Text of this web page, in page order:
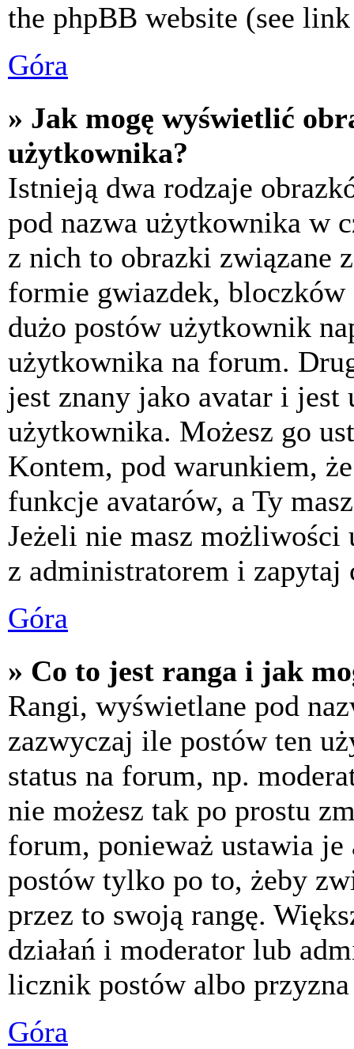
the phpBB website (see
Góra
» Jak mogę wyświetlić
użytkownika?
Istnieją dwa rodzaje
pod nazwa użytkownika w
z nich to obrazki związane
formie gwiazdek,
dużo postów użytkownik
użytkownika na forum.
jest znany jako avatar i jest
użytkownika. Możesz go
Kontem, pod warunkiem,
funkcje avatarów, a Ty
Jeżeli nie masz możliwości
z administratorem i zapytaj
Góra
» Co to jest ranga i jak
Rangi, wyświetlane pod
zazwyczaj ile postów ten
status na forum, np.
nie możesz tak po prostu
forum, ponieważ ustawia
postów tylko po to, żeby
przez to swoją rangę.
działań i moderator lub
licznik postów albo
Góra